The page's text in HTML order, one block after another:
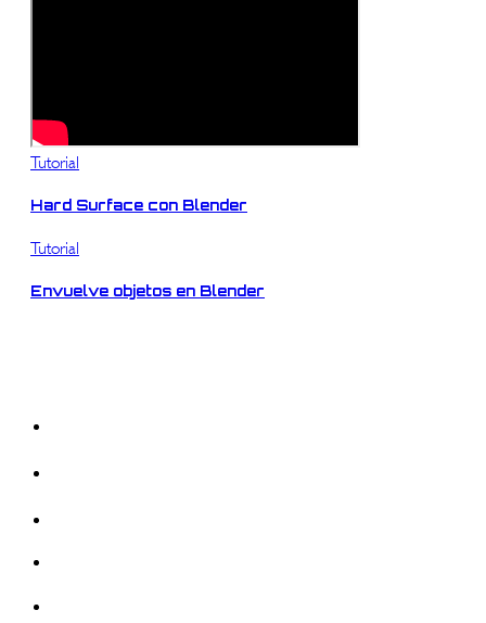
Tutorial
Hard Surface con Blender
Tutorial
Envuelve objetos en Blender